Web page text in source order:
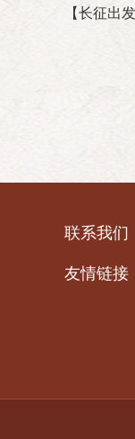
【长征
联系我们
友情链接